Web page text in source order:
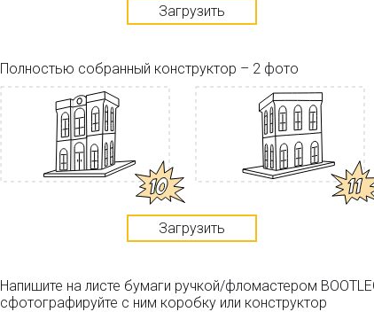
Загрузить
Полностью собранный конструктор – 2 фото
Загрузить
Напишите на листе бумаги ручкой/фломастером
сфотографируйте с ним коробку или конструктор